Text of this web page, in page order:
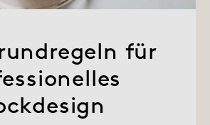
für